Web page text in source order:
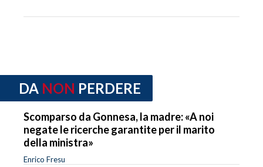
DA NON PERDERE
Scomparso da Gonnesa, la madre: «A noi
negate le ricerche garantite per il marito
della ministra»
Enrico Fresu